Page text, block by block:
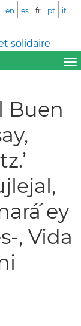
solidaire
en es fr pt it
Buen
́ey
, Vida